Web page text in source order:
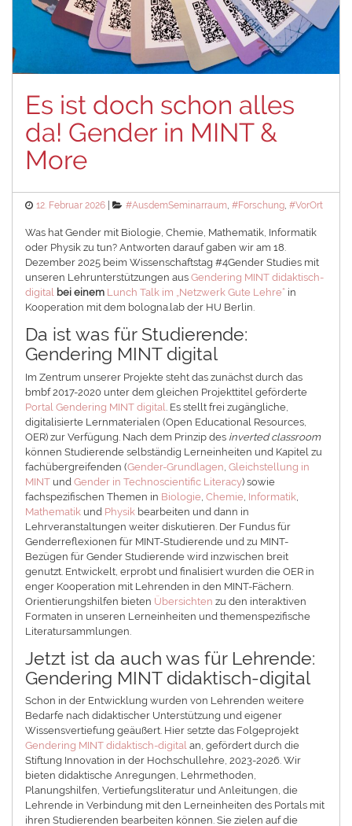
Es ist doch schon alles
da! Gender in MINT &
More
Posted
12. Februar 2026 Categories
#AusdemSeminarraum,#Forschung,#VorOrt
Was hat Gender mit Biologie, Chemie, Mathematik, Informatik
oder Physik zu tun? Antworten darauf gaben wir am 18.
Dezember 2025 beim Wissenschaftstag #4Gender Studies mit
unseren Lehrunterstützungen ausGendering MINT didaktisch-
digital bei einem Lunch Talk im „Netzwerk Gute Lehre“ in
Kooperation mit dem bologna.lab der HU Berlin.
Da ist was für Studierende:
Gendering MINT digital
Im Zentrum unserer Projekte steht das zunächst durch das
bmbf 2017-2020 unter dem gleichen Projekttitel geförderte
Portal Gendering MINT digital
. Es stellt frei zugängliche,
digitalisierte Lernmaterialen (Open Educational Resources,
OER) zur Verfügung. Nach dem Prinzip des inverted classroom
können Studierende selbständig Lerneinheiten und Kapitel zu
fachübergreifenden (Gender-Grundlagen ,Gleichstellung in
MINT undGender in Technoscientific Literacy) sowie
fachspezifischen Themen in Biologie ,Chemie Informatik
Mathematik und Physik bearbeiten und dann in
Lehrveranstaltungen weiter diskutieren. Der Fundus für
Genderreflexionen für MINT-Studierende und zu MINT-
Bezügen für Gender Studierende wird inzwischen breit
genutzt. Entwickelt, erprobt und finalisiert wurden die OER in
enger Kooperation mit Lehrenden in den MINT-Fächern.
Orientierungshilfen bieten Übersichten zu den interaktiven
Formaten in unseren Lerneinheiten und themenspezifische
Literatursammlungen.
Jetzt ist da auch was für Lehrende:
Gendering MINT didaktisch-digital
Schon in der Entwicklung wurden von Lehrenden weitere
Bedarfe nach didaktischer Unterstützung und eigener
Wissensvertiefung geäußert. Hier setzte das Folgeprojekt
Gendering MINT didaktisch-digital an, gefördert durch die
Stiftung Innovation in der Hochschullehre, 2023-2026. Wir
bieten didaktische Anregungen, Lehrmethoden,
Planungshilfen, Vertiefungsliteratur und Anleitungen, die
Lehrende in Verbindung mit den Lerneinheiten des Portals mit
ihren Studierenden bearbeiten können. Sie zielen auf die